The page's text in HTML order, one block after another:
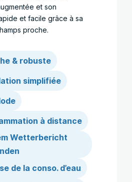
et son
et facile grâce à sa
proche.
& robuste
simplifiée
à distance
Wetterbericht
de la conso. d’eau